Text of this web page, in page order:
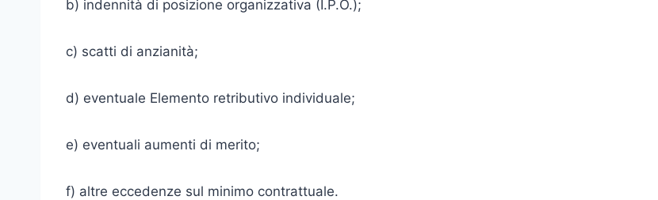
b) indennità di posizione organizzativa (I.P.O.);
c) scatti di anzianità;
d) eventuale Elemento retributivo individuale;
e) eventuali aumenti di merito;
f) altre eccedenze sul minimo contrattuale.